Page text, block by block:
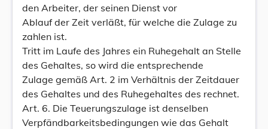
den Arbeiter, der seinen Dienst vor
Ablauf der Zeit verläßt, für welche die Zulage zu
zahlen ist.
Tritt im Laufe des Jahres ein Ruhegehalt an Stelle
des Gehaltes, so wird die entsprechende
Zulage gemäß Art. 2 im Verhältnis der Zeitdauer
des Gehaltes und des Ruhegehaltes des rechnet.
Art. 6. Die Teuerungszulage ist denselben
Verpfändbarkeitsbedingungen wie das Gehalt